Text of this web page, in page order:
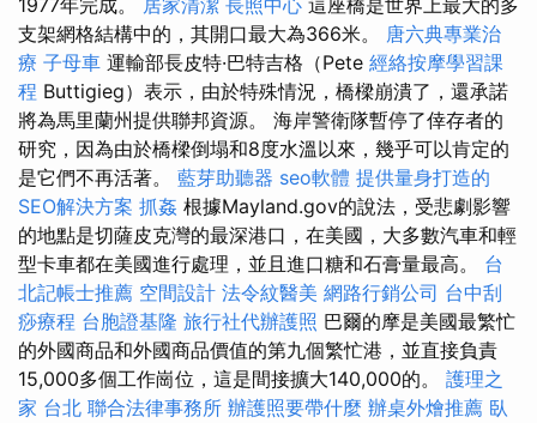
1977年完成。 居家清潔 長照中心 這座橋是世界上最大的多
支架網格結構中的，其開口最大為366米。 唐六典專業治
療 子母車 運輸部長皮特·巴特吉格（Pete 經絡按摩學習課
程 Buttigieg）表示，由於特殊情況，橋樑崩潰了，還承諾
將為馬里蘭州提供聯邦資源。 海岸警衛隊暫停了倖存者的
研究，因為由於橋樑倒塌和8度水溫以來，幾乎可以肯定的
是它們不再活著。 藍芽助聽器 seo軟體 提供量身打造的
SEO解決方案 抓姦 根據Mayland.gov的說法，受悲劇影響
的地點是切薩皮克灣的最深港口，在美國，大多數汽車和輕
型卡車都在美國進行處理，並且進口糖和石膏量最高。 台
北記帳士推薦 空間設計 法令紋醫美 網路行銷公司 台中刮
痧療程 台胞證基隆 旅行社代辦護照 巴爾的摩是美國最繁忙
的外國商品和外國商品價值的第九個繁忙港，並直接負責
15,000多個工作崗位，這是間接擴大140,000的。 護理之
家 台北 聯合法律事務所 辦護照要帶什麼 辦桌外燴推薦 臥